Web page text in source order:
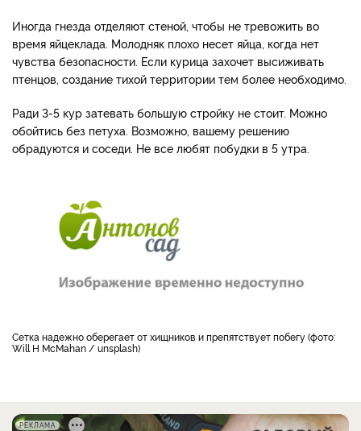
Иногда гнезда отделяют стеной, чтобы не тревожить во
время яйцеклада. Молодняк плохо несет яйца, когда нет
чувства безопасности. Если курица захочет высиживать
птенцов, создание тихой территории тем более необходимо.
Ради 3-5 кур затевать большую стройку не стоит. Можно
обойтись без петуха. Возможно, вашему решению
обрадуются и соседи. Не все любят побудки в 5 утра.
Сетка надежно оберегает от хищников и препятствует побегу (фото:
Will H McMahan / unsplash)
РЕКЛАМА